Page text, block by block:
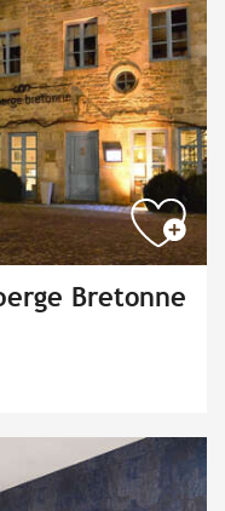
Bretonne